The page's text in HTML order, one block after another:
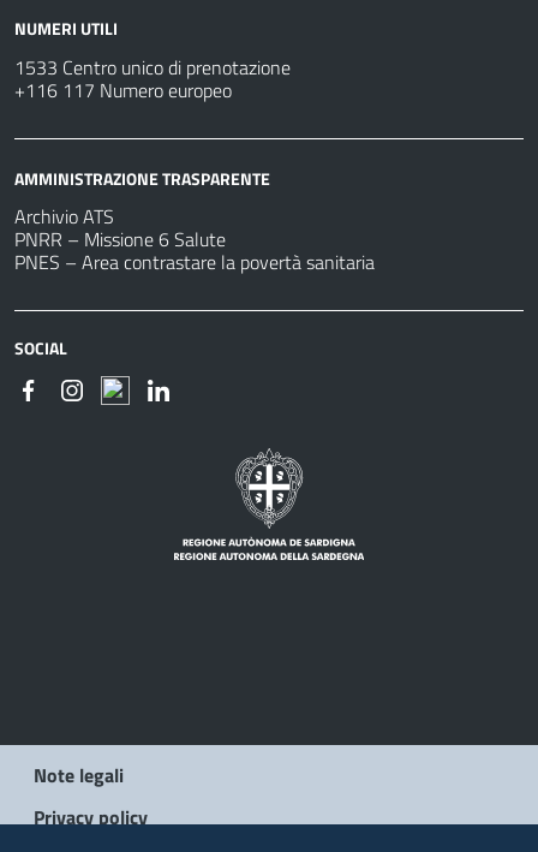
NUMERI UTILI
1533 Centro unico di prenotazione
+116 117 Numero europeo
AMMINISTRAZIONE TRASPARENTE
Archivio ATS
PNRR – Missione 6 Salute
PNES – Area contrastare la povertà sanitaria
SOCIAL
Note legali
Privacy policy